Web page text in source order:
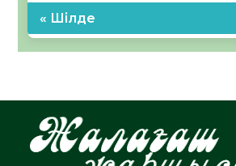
« Шілде